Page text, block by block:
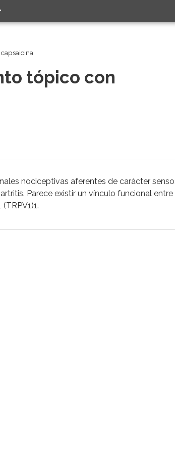
tópico con
nociceptivas aferentes de carácter
Parece existir un vínculo funcional entre